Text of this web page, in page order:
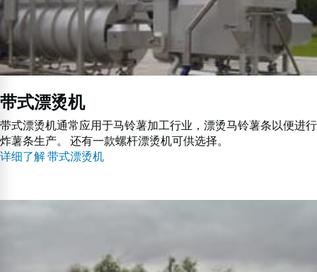
带式漂烫机
带式漂烫机通常应用于马铃薯加工行业，漂烫马铃薯条以便进行
炸薯条生产。 还有一款螺杆漂烫机可供选择。
详细了解 带式漂烫机